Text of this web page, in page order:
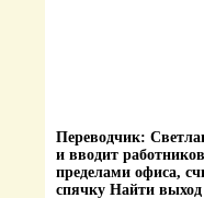
Переводчик:
и вводит
пределами офиса,
спячку Найти